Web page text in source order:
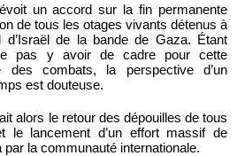
un accord sur la fin permanente
de tous les otages vivants détenus à
de la bande de Gaza. Étant
pas y avoir de cadre pour cette
des combats, la perspective d’un
est douteuse.
alors le retour des dépouilles de tous
le lancement d’un effort massif de
la communauté internationale.